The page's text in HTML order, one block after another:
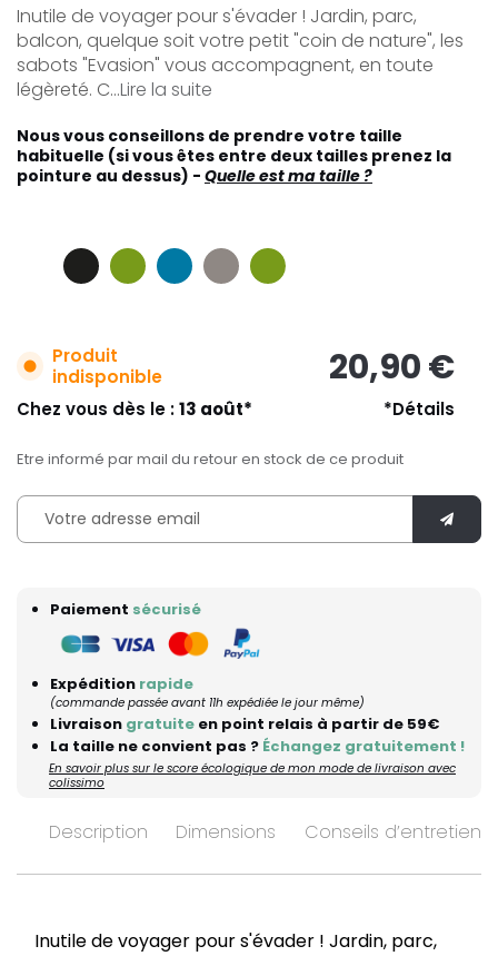
Inutile de voyager pour s'évader ! Jardin, parc,
balcon, quelque soit votre petit "coin de nature", les
sabots "Evasion" vous accompagnent, en toute
légèreté. C...Lire la suite
Nous vous conseillons de prendre votre taille
habituelle (si vous êtes entre deux tailles prenez la
pointure au dessus) - Quelle est ma taille ?
Produit
indisponible
20,90 €
Chez vous dès le :13 août* *Détails
Etre informé par mail du retour en stock de ce produit
Paiement sécurisé
Expédition rapide
(commande passée avant 11h expédiée le jour même)
Livraison gratuite en point relais à partir de 59€
La taille ne convient pas ? Échangez gratuitement !
En savoir plus sur le score écologique de mon mode de livraison avec
colissimo
Description Dimensions Conseils d’entretien
Inutile de voyager pour s'évader ! Jardin, parc,